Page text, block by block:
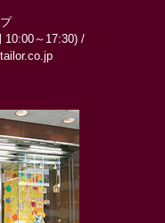
プ
10:00～17:30) /